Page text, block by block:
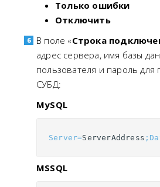
Только ошибки
Отключить
В поле «Строка
адрес сервера, имя базы
пользователя и пароль для
СУБД:
MySQL
Server=ServerAddress ;
MSSQL